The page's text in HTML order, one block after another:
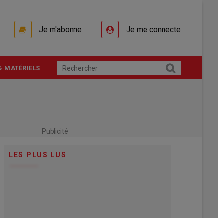
Je m'abonne Je me connecte
MATÉRIELS
Publicité
LES PLUS LUS